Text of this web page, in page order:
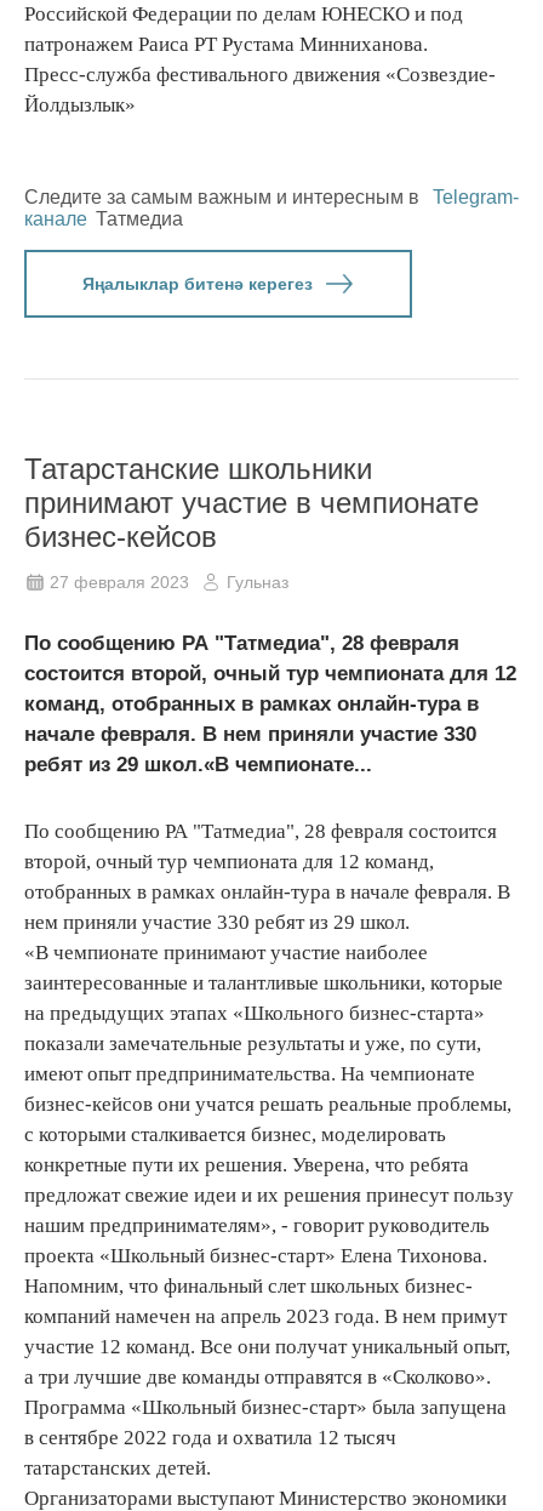
Российской Федерации по делам ЮНЕСКО и под
патронажем Раиса РТ Рустама Минниханова.
Пресс-служба фестивального движения «Созвездие-
Йолдызлык»
Следите за самым важным и интересным в
Telegram-
канале Татмедиа
Яңалыклар битенә керегез
Татарстанские школьники
принимают участие в чемпионате
бизнес-кейсов
27 февраля 2023 Гульназ
По сообщению РА "Татмедиа", 28 февраля
состоится второй, очный тур чемпионата для 12
команд, отобранных в рамках онлайн-тура в
начале февраля. В нем приняли участие 330
ребят из 29 школ.«В чемпионате...
По сообщению РА "Татмедиа", 28 февраля состоится
второй, очный тур чемпионата для 12 команд,
отобранных в рамках онлайн-тура в начале февраля. В
нем приняли участие 330 ребят из 29 школ.
«В чемпионате принимают участие наиболее
заинтересованные и талантливые школьники, которые
на предыдущих этапах «Школьного бизнес-старта»
показали замечательные результаты и уже, по сути,
имеют опыт предпринимательства. На чемпионате
бизнес-кейсов они учатся решать реальные проблемы,
с которыми сталкивается бизнес, моделировать
конкретные пути их решения. Уверена, что ребята
предложат свежие идеи и их решения принесут пользу
нашим предпринимателям», - говорит руководитель
проекта «Школьный бизнес-старт» Елена Тихонова.
Напомним, что финальный слет школьных бизнес-
компаний намечен на апрель 2023 года. В нем примут
участие 12 команд. Все они получат уникальный опыт,
а три лучшие две команды отправятся в «Сколково».
Программа «Школьный бизнес-старт» была запущена
в сентябре 2022 года и охватила 12 тысяч
татарстанских детей.
Организаторами выступают Министерство экономики